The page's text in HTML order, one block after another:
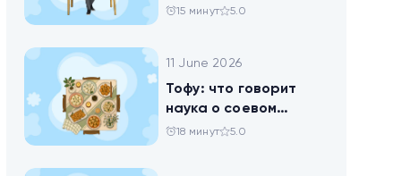
чтобы худеть
15 минут 5.0
11 June 2026
Тофу: что говорит
наука о соевом
твороге, который
18 минут 5.0